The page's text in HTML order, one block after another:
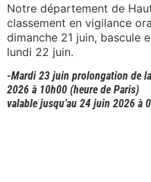
Notre département de
classement en vigilance
dimanche 21 juin, bascule
lundi 22 juin.
-Mardi 23 juin prolongation de
2026 à 10h00 (heure de Paris)
valable jusqu’au 24 juin 2026 à